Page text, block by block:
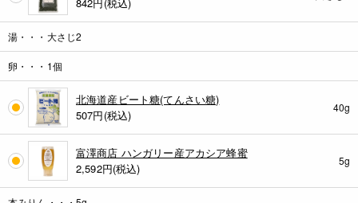
842円(税込)
湯・・・大さじ2
卵・・・1個
北海道産ビート糖(てんさい糖)
507円(税込)
40g
富澤商店 ハンガリー産アカシア蜂蜜
2,592円(税込)
5g